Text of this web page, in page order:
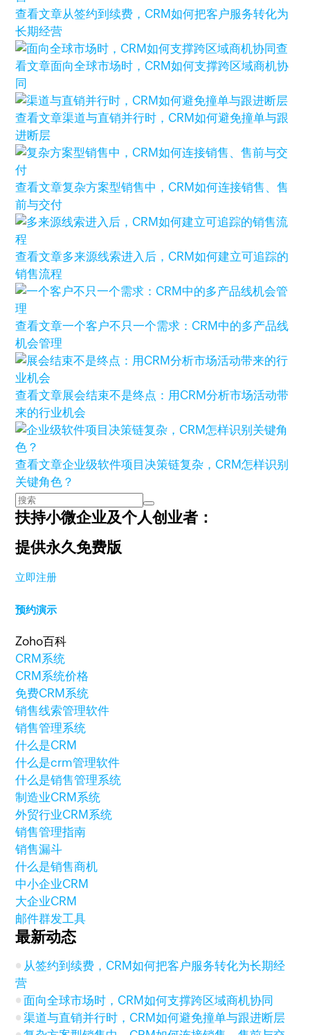
查看文章从签约到续费，CRM如何把客户服务转化为
长期经营
查
看文章面向全球市场时，CRM如何支撑跨区域商机协
同
查看文章渠道与直销并行时，CRM如何避免撞单与跟
进断层
查看文章复杂方案型销售中，CRM如何连接销售、售
前与交付
查看文章多来源线索进入后，CRM如何建立可追踪的
销售流程
查看文章一个客户不只一个需求：CRM中的多产品线
机会管理
查看文章展会结束不是终点：用CRM分析市场活动带
来的行业机会
查看文章企业级软件项目决策链复杂，CRM怎样识别
关键角色？
扶持小微企业及个人创业者：
提供永久免费版
立即注册
预约演示
Zoho百科
CRM系统
CRM系统价格
免费CRM系统
销售线索管理软件
销售管理系统
什么是CRM
什么是crm管理软件
什么是销售管理系统
制造业CRM系统
外贸行业CRM系统
销售管理指南
销售漏斗
什么是销售商机
中小企业CRM
大企业CRM
邮件群发工具
最新动态
从签约到续费，CRM如何把客户服务转化为长期经
营
面向全球市场时，CRM如何支撑跨区域商机协同
渠道与直销并行时，CRM如何避免撞单与跟进断层